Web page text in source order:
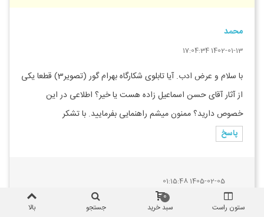
محمد
1402-01-13 17:04:34
با سلام و عرض ادب. آیا تابلوی شکارگاه بهرام گور (تصویر3) قطعا یکی
از آثار آقای حسن اسماعیل زاده هست یا خیر؟ اطلاعی در این
خصوص دارید؟ ممنون میشم راهنمایی بفرمایید. با تشکر
پاسخ
1405-02-05 01:15:48
بله تین عکس مربوط به استاد اسمعیل‌زاده هستشستون راست سبد خرید
0
جستجو بالا